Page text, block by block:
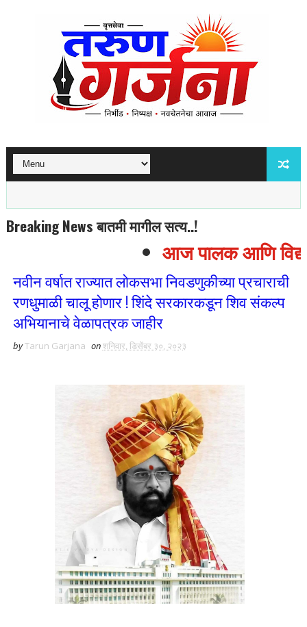
Breaking News बातमी मागील सत्य..!
आज पालक आणि
नवीन वर्षात राज्यात लोकसभा निवडणुकीच्या प्रचाराची
रणधुमाळी चालू होणार ! शिंदे सरकारकडून शिव संकल्प
अभियानाचे वेळापत्रक जाहीर
byTarun Garjana onशनिवार, डिसेंबर ३०, २०२३